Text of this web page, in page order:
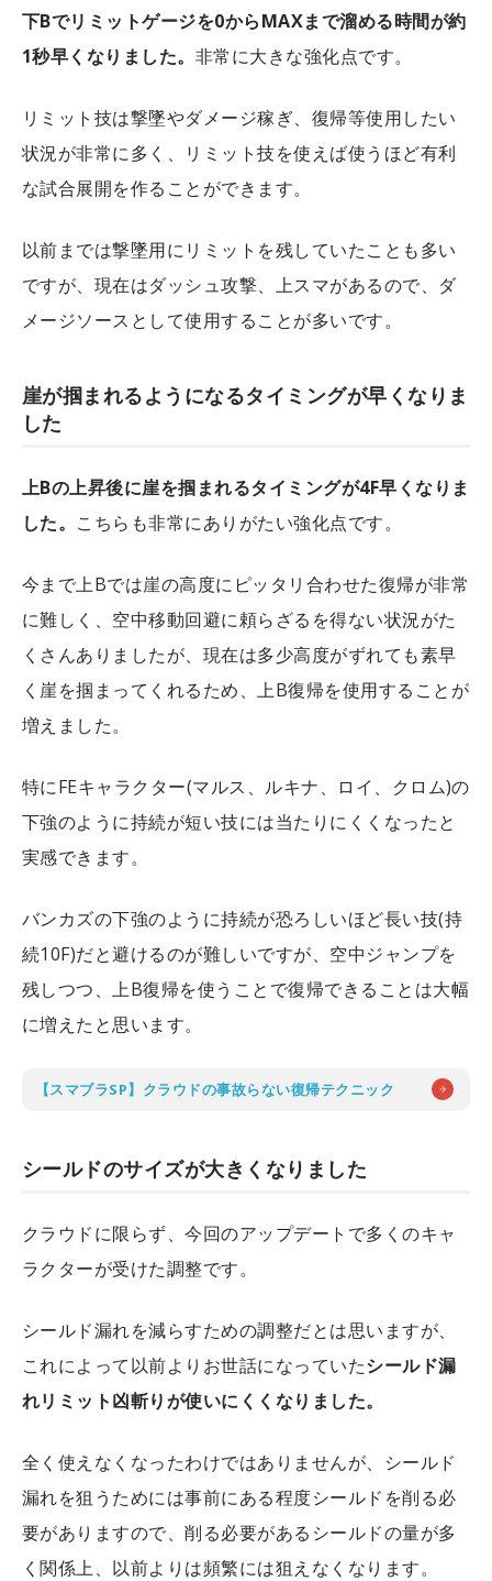
下Bでリミットゲージを0からMAXまで溜める時間が約
1秒早くなりました。 非常に大きな強化点です。
リミット技は撃墜やダメージ稼ぎ、復帰等使用したい
状況が非常に多く、リミット技を使えば使うほど有利
な試合展開を作ることができます。
以前までは撃墜用にリミットを残していたことも多い
ですが、現在はダッシュ攻撃、上スマがあるので、ダ
メージソースとして使用することが多いです。
崖が掴まれるようになるタイミングが早くなりま
した
上Bの上昇後に崖を掴まれるタイミングが4F早くなりま
した。 こちらも非常にありがたい強化点です。
今まで上Bでは崖の高度にピッタリ合わせた復帰が非常
に難しく、空中移動回避に頼らざるを得ない状況がた
くさんありましたが、現在は多少高度がずれても素早
く崖を掴まってくれるため、上B復帰を使用することが
増えました。
特にFEキャラクター(マルス、ルキナ、ロイ、クロム)の
下強のように持続が短い技には当たりにくくなったと
実感できます。
バンカズの下強のように持続が恐ろしいほど長い技(持
続10F)だと避けるのが難しいですが、空中ジャンプを
残しつつ、上B復帰を使うことで復帰できることは大幅
に増えたと思います。
【スマブラSP】クラウドの事故らない復帰テクニック
シールドのサイズが大きくなりました
クラウドに限らず、今回のアップデートで多くのキャ
ラクターが受けた調整です。
シールド漏れを減らすための調整だとは思いますが、
これによって以前よりお世話になっていたシールド漏
れリミット凶斬りが使いにくくなりました。
全く使えなくなったわけではありませんが、シールド
漏れを狙うためには事前にある程度シールドを削る必
要がありますので、削る必要があるシールドの量が多
く関係上、以前よりは頻繁には狙えなくなります。